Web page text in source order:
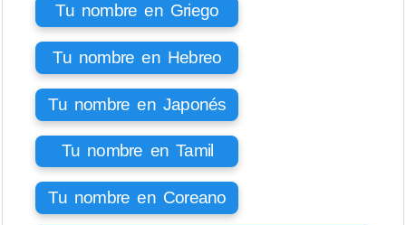
Tu nombre en Griego
Tu nombre en Hebreo
Tu nombre en Japonés
Tu nombre en Tamil
Tu nombre en Coreano